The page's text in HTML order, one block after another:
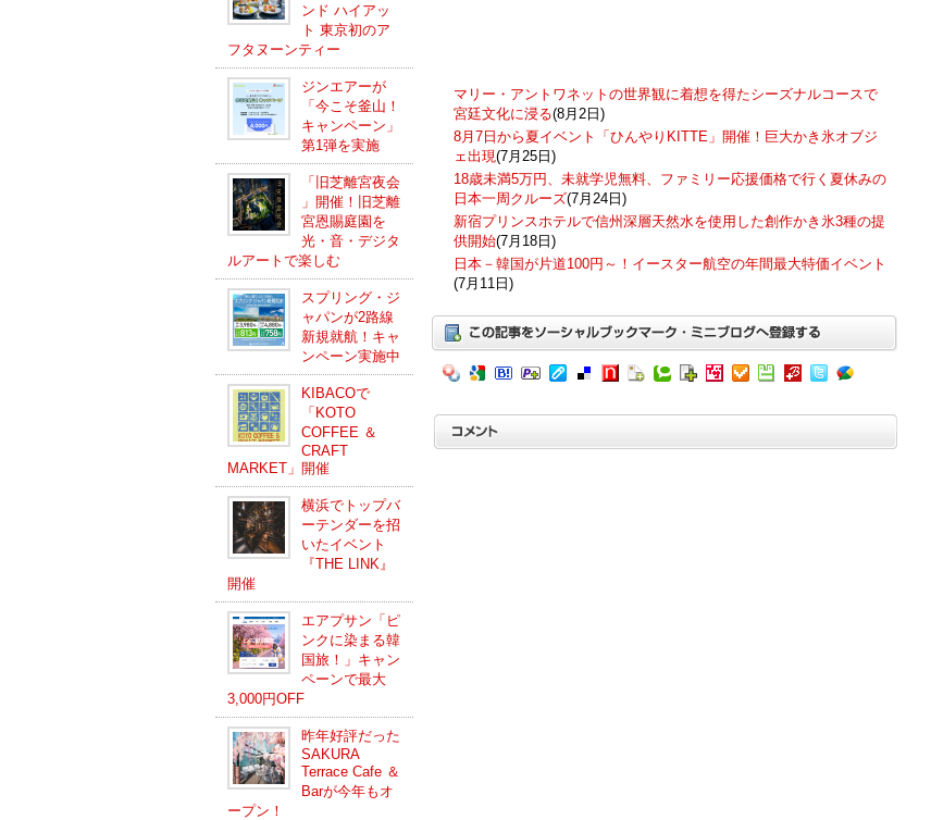
ンド ハイアッ
ト 東京初のア
フタヌーンティー
ジンエアーが
「今こそ釜山！
キャンペーン」
第1弾を実施
「旧芝離宮夜会
」開催！旧芝離
宮恩賜庭園を
光・音・デジタ
ルアートで楽しむ
スプリング・ジ
ャパンが2路線
新規就航！キャ
ンペーン実施中
KIBACOで
「KOTO
COFFEE ＆
CRAFT
MARKET」開催
横浜でトップバ
ーテンダーを招
いたイベント
『THE LINK』
開催
エアプサン「ピ
ンクに染まる韓
国旅！」キャン
ペーンで最大
3,000円OFF
昨年好評だった
SAKURA
Terrace Cafe ＆
Barが今年もオ
ープン！
マリー・アントワネットの世界観に着想を得たシーズナルコースで
宮廷文化に浸る(8月2日)
8月7日から夏イベント「ひんやりKITTE」開催！巨大かき氷オブジ
ェ出現(7月25日)
18歳未満5万円、未就学児無料、ファミリー応援価格で行く夏休みの
日本一周クルーズ(7月24日)
新宿プリンスホテルで信州深層天然水を使用した創作かき氷3種の提
供開始(7月18日)
日本－韓国が片道100円～！イースター航空の年間最大特価イベント
(7月11日)